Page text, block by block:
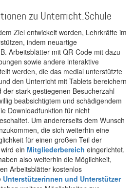
zu Unterricht.Schule
Ziel entwickelt worden, Lehrkräfte im
indem neuartige
Arbeitsblätter mit QR-Code mit dazu
sowie andere interaktive
werden, die das medial unterstützte
den Unterricht mit Tablets bereichern
stark gestiegenen Besucherzahl
beabsichtigtem und schädigendem
Downloadfunktion für nicht
Um andererseits dem Wunsch
die sich weiterhin eine
für einen großen Teil der
ein Mitgliederbereich eingerichtet.
also weiterhin die Möglichkeit,
Arbeitsblätter kostenlos
Unterstützerinnen und Unterstützer